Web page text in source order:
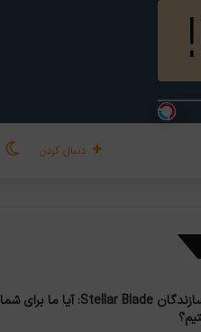
دنبال کردن
گیمرها به سازندگان Stellar Blade: آیا ما برای شما